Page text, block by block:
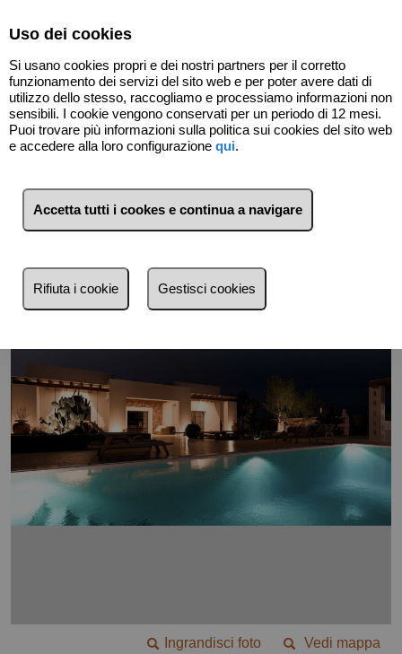
Indietro
Vedi mappa
Ingrandisci foto
Uso dei cookies
Si usano cookies propri e dei nostri partners per il corretto
funzionamento dei servizi del sito web e per poter avere dati di
utilizzo dello stesso, raccogliamo e processiamo informazioni non
sensibili. I cookie vengono conservati per un periodo di 12 mesi.
Puoi trovare più informazioni sulla politica sui cookies del sito web
e accedere alla loro configurazione qui.
Accetta tutti i cookes e continua a navigare
Rifiuta i cookie Gestisci cookies